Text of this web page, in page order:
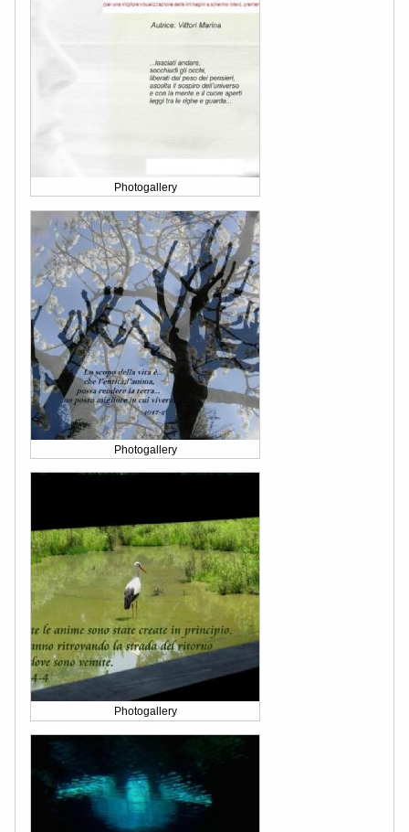
Photogallery
Photogallery
Photogallery